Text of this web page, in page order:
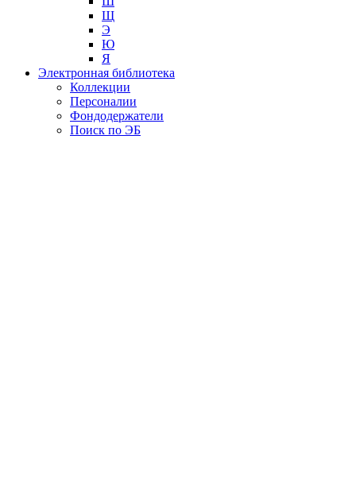
Щ
Э
Ю
Я
Электронная библиотека
Коллекции
Персоналии
Фондодержатели
Поиск по ЭБ